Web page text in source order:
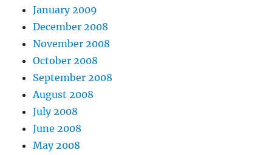
January 2009
December 2008
November 2008
October 2008
September 2008
August 2008
July 2008
June 2008
May 2008